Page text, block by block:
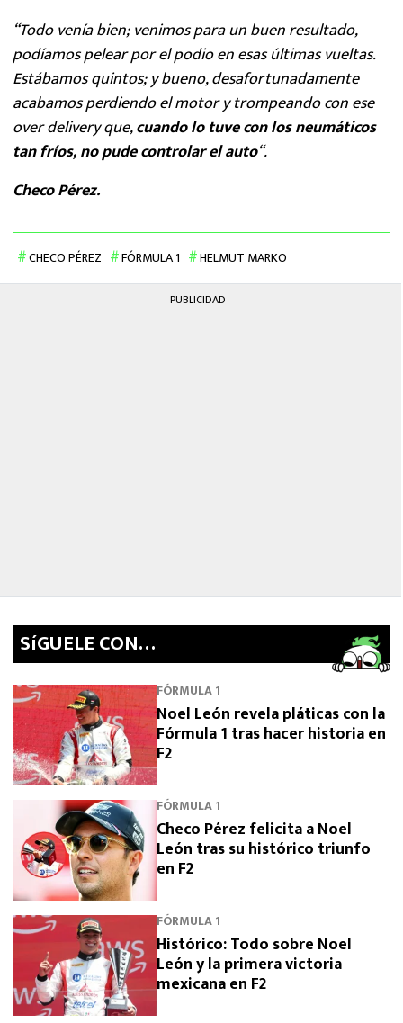
“Todo venía bien; venimos para un buen resultado,
podíamos pelear por el podio en esas últimas vueltas.
Estábamos quintos; y bueno, desafortunadamente
acabamos perdiendo el motor y trompeando con ese
over delivery que,cuando lo tuve con los neumáticos
tan fríos, no pude controlar el auto“.
Checo Pérez.
CHECO PÉREZ FÓRMULA 1 HELMUT MARKO
PUBLICIDAD
SíGUELE CON…
FÓRMULA 1
Noel León revela pláticas con la
Fórmula 1 tras hacer historia en
F2
FÓRMULA 1
Checo Pérez felicita a Noel
León tras su histórico triunfo
en F2
FÓRMULA 1
Histórico: Todo sobre Noel
León y la primera victoria
mexicana en F2